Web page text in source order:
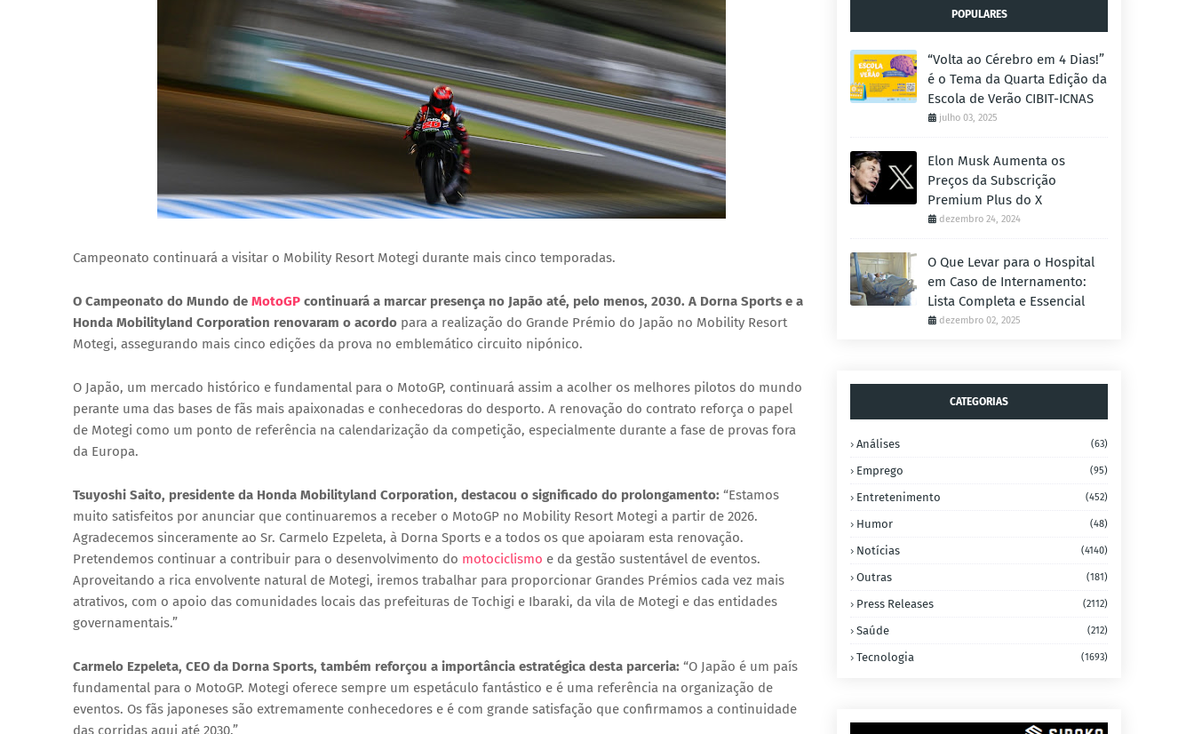
Campeonato continuará a visitar o Mobility Resort Motegi durante mais cinco temporadas.
O Campeonato do Mundo de MotoGP continuará a marcar presença no Japão até, pelo menos, 2030. A Dorna Sports e a
Honda Mobilityland Corporation renovaram o acordo para a realização do Grande Prémio do Japão no Mobility Resort
Motegi, assegurando mais cinco edições da prova no emblemático circuito nipónico.
O Japão, um mercado histórico e fundamental para o MotoGP, continuará assim a acolher os melhores pilotos do mundo
perante uma das bases de fãs mais apaixonadas e conhecedoras do desporto. A renovação do contrato reforça o papel
de Motegi como um ponto de referência na calendarização da competição, especialmente durante a fase de provas fora
da Europa.
Tsuyoshi Saito, presidente da Honda Mobilityland Corporation, destacou o significado do prolongamento: “Estamos
muito satisfeitos por anunciar que continuaremos a receber o MotoGP no Mobility Resort Motegi a partir de 2026.
Agradecemos sinceramente ao Sr. Carmelo Ezpeleta, à Dorna Sports e a todos os que apoiaram esta renovação.
Pretendemos continuar a contribuir para o desenvolvimento do motociclismo e da gestão sustentável de eventos.
Aproveitando a rica envolvente natural de Motegi, iremos trabalhar para proporcionar Grandes Prémios cada vez mais
atrativos, com o apoio das comunidades locais das prefeituras de Tochigi e Ibaraki, da vila de Motegi e das entidades
governamentais.”
Carmelo Ezpeleta, CEO da Dorna Sports, também reforçou a importância estratégica desta parceria: “O Japão é um país
fundamental para o MotoGP. Motegi oferece sempre um espetáculo fantástico e é uma referência na organização de
eventos. Os fãs japoneses são extremamente conhecedores e é com grande satisfação que confirmamos a continuidade
das corridas aqui até 2030.”
POPULARES
“Volta ao Cérebro em 4 Dias!”
é o Tema da Quarta Edição da
Escola de Verão CIBIT-ICNAS
julho 03, 2025
Elon Musk Aumenta os
Preços da Subscrição
Premium Plus do X
dezembro 24, 2024
O Que Levar para o Hospital
em Caso de Internamento:
Lista Completa e Essencial
dezembro 02, 2025
CATEGORIAS
Análises (63)
Emprego (95)
Entretenimento (452)
Humor (48)
Notícias (4140)
Outras (181)
Press Releases (2112)
Saúde (212)
Tecnologia (1693)